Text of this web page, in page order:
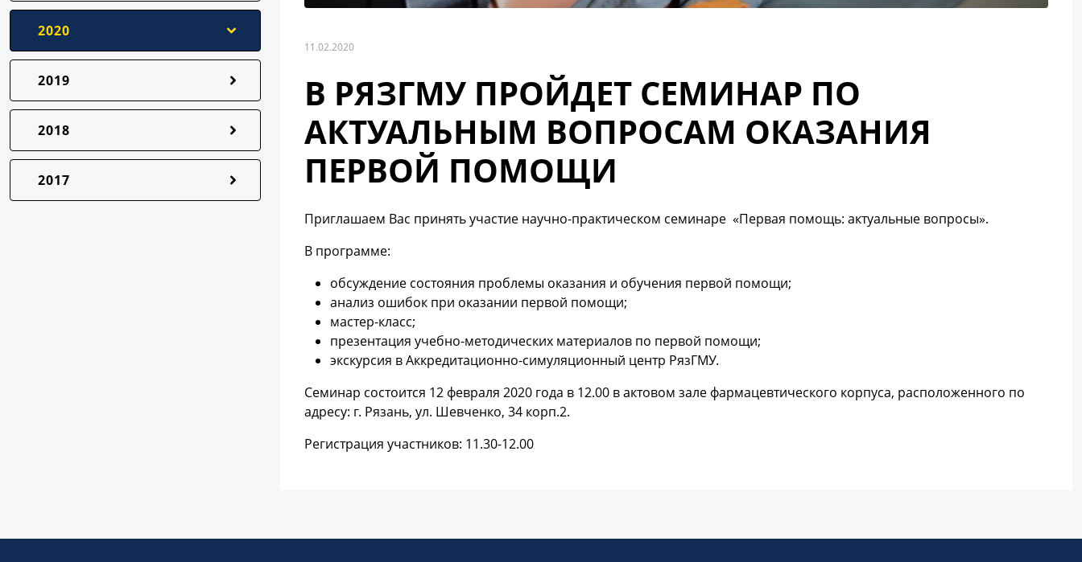
2020
2019
2018
2017
11.02.2020
В РЯЗГМУ ПРОЙДЕТ СЕМИНАР ПО
АКТУАЛЬНЫМ ВОПРОСАМ ОКАЗАНИЯ
ПЕРВОЙ ПОМОЩИ
Приглашаем Вас принять участие научно-практическом семинаре «Первая помощь: актуальные вопросы».
В программе:
обсуждение состояния проблемы оказания и обучения первой помощи;
анализ ошибок при оказании первой помощи;
мастер-класс;
презентация учебно-методических материалов по первой помощи;
экскурсия в Аккредитационно-симуляционный центр РязГМУ.
Семинар состоится 12 февраля 2020 года в 12.00 в актовом зале фармацевтического корпуса, расположенного по
адресу: г. Рязань, ул. Шевченко, 34 корп.2.
Регистрация участников: 11.30-12.00